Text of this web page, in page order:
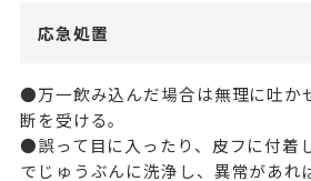
応急処置
●万一飲み込んだ場合は無理に吐か
断を受ける。
●誤って目に入ったり、皮フに付着
でじゅうぶんに洗浄し、異常があれ